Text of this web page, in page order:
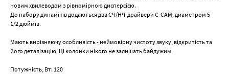
новим хвилеводом з рівномірною дисперсією.
До набору динаміків додаються два СЧ/НЧ-драйвери C-CAM, диаметром 5
1/2 дюймів.
Мають вирізняючу особливість - неймовірну чистоту звуку, відкритість та
його деталізацію. Ці колонки нікого не залишать байдужим.
Потужність, Вт: 120